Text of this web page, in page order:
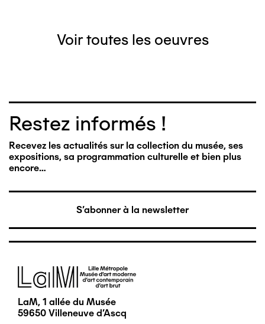
Voir toutes les oeuvres
Restez informés !
Recevez les actualités sur la collection du musée, ses
expositions, sa programmation culturelle et bien plus
encore…
S'abonner à la newsletter
Image
LaM, 1 allée du Musée
59650 Villeneuve d'Ascq